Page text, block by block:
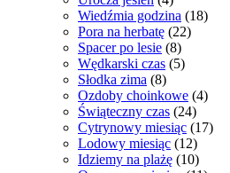
Wiedźmia godzina (18)
Pora na herbatę (22)
Spacer po lesie (8)
Wędkarski czas (5)
Słodka zima (8)
Ozdoby choinkowe (4)
Świąteczny czas (24)
Cytrynowy miesiąc (17)
Lodowy miesiąc (12)
Idziemy na plażę (10)